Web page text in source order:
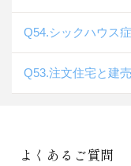
Q54.シックハウス
Q53.注文住宅と建
よくあるご質問